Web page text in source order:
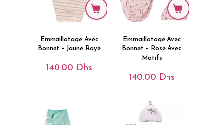
Emmaillotage Avec
Bonnet – Jaune Rayé
140.00 Dhs
Emmaillotage Avec
Bonnet – Rose Avec
Motifs
140.00 Dhs